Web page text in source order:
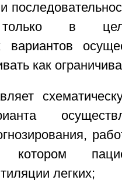
только в
вариантов
как
легких;